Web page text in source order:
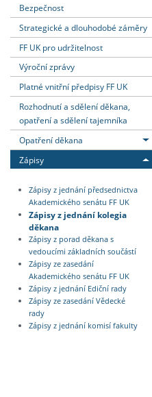
Bezpečnost
Strategické a dlouhodobé záměry
FF UK pro udržitelnost
Výroční zprávy
Platné vnitřní předpisy FF UK
Rozhodnutí a sdělení děkana,
opatření a sdělení tajemníka
Opatření děkana
Zápisy
Zápisy z jednání předsednictva
Akademického senátu FF UK
Zápisy z jednání kolegia
děkana
Zápisy z porad děkana s
vedoucími základních součástí
Zápisy ze zasedání
Akademického senátu FF UK
Zápisy z jednání Ediční rady
Zápisy ze zasedání Vědecké
rady
Zápisy z jednání komisí fakulty